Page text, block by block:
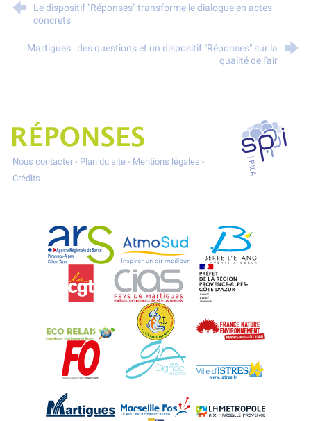
Le dispositif "Réponses" transforme le dialogue en actes
concrets
Martigues : des questions et un dispositif "Réponses" sur la
qualité de l'air
Projet Réponses - Réduire les POllutioNs en Santé Environnement
Nous contacter- Plan du site- Mentions légales -
Crédits
SPPPI
ARS Paca AtmoSud Berre l'Etang
CIAS
Eco-Relais Côte BleueEtang marin
Force Ouvrière Gignac-la-Nerthe